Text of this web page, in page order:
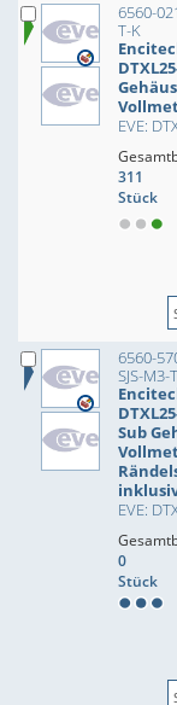
6560-
T-K
EVE:
311
Stück
6560-
SJS-M3-
Sub
EVE:
0
Stück